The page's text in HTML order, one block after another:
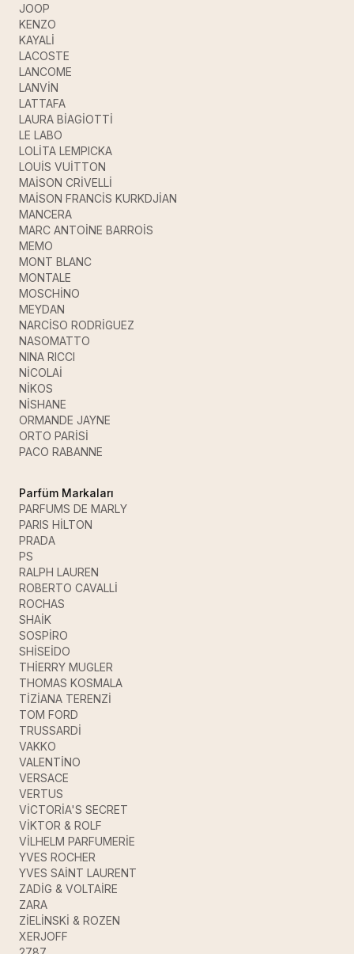
JOOP
KENZO
KAYALİ
LACOSTE
LANCOME
LANVİN
LATTAFA
LAURA BİAGİOTTİ
LE LABO
LOLİTA LEMPICKA
LOUİS VUİTTON
MAİSON CRİVELLİ
MAİSON FRANCİS KURKDJİAN
MANCERA
MARC ANTOİNE BARROİS
MEMO
MONT BLANC
MONTALE
MOSCHİNO
MEYDAN
NARCİSO RODRİGUEZ
NASOMATTO
NINA RICCI
NİCOLAİ
NİKOS
NİSHANE
ORMANDE JAYNE
ORTO PARİSİ
PACO RABANNE
Parfüm Markaları
PARFUMS DE MARLY
PARIS HİLTON
PRADA
PS
RALPH LAUREN
ROBERTO CAVALLİ
ROCHAS
SHAİK
SOSPİRO
SHİSEİDO
THİERRY MUGLER
THOMAS KOSMALA
TİZİANA TERENZİ
TOM FORD
TRUSSARDİ
VAKKO
VALENTİNO
VERSACE
VERTUS
VİCTORİA'S SECRET
VİKTOR & ROLF
VİLHELM PARFUMERİE
YVES ROCHER
YVES SAİNT LAURENT
ZADİG & VOLTAİRE
ZARA
ZİELİNSKİ & ROZEN
XERJOFF